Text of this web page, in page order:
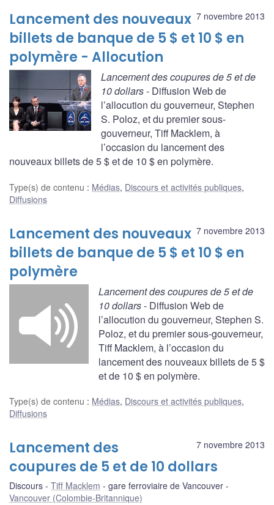
7 novembre 2013
Lancement des nouveaux
billets de banque de 5 $ et 10 $ en
polymère - Allocution
Lancement des coupures de 5 et de
10 dollars- Diffusion Web de
l’allocution du gouverneur, Stephen
S. Poloz, et du premier sous-
gouverneur, Tiff Macklem, à
l’occasion du lancement des
nouveaux billets de 5 $ et de 10 $ en polymère.
Type(s) de contenu : Médias, Discours et activités publiques,
Diffusions
7 novembre 2013
Lancement des nouveaux
billets de banque de 5 $ et 10 $ en
polymère
Lancement des coupures de 5 et de
10 dollars- Diffusion Web de
l’allocution du gouverneur, Stephen S.
Poloz, et du premier sous-gouverneur,
Tiff Macklem, à l’occasion du
lancement des nouveaux billets de 5 $
et de 10 $ en polymère.
Type(s) de contenu : Médias, Discours et activités publiques,
Diffusions
7 novembre 2013
Lancement des
coupures de 5 et de 10 dollars
Discours Tiff Macklem
gare ferroviaire de Vancouver
Vancouver (Colombie-Britannique)